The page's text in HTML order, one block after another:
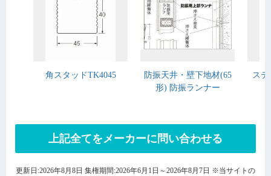
角スタッドTK4045
防振天井・壁下地材(65
形) 防振ランナー
ス
上記全てをメーカーに問い合わせる
更新日:2026年8月8日 集権期間:2026年6月1日～2026年8月7日 ※当サイトの